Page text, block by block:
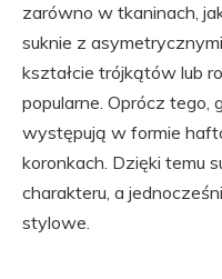
zarówno w tkaninach,
suknie z
kształcie trójkątów lub
popularne. Oprócz
występują w formie
koronkach. Dzięki temu
charakteru, a
stylowe.